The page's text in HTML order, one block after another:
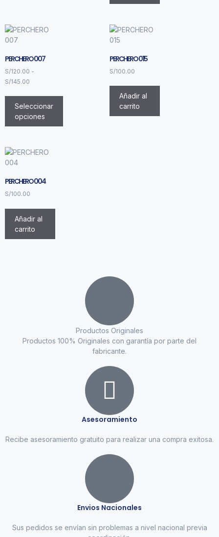
PERCHERO 007
S/120.00 -
S/145.00
Seleccionar
opciones
PERCHERO 015
S/100.00
Añadir al
carrito
PERCHERO 004
S/100.00
Añadir al
carrito
Productos Originales
Productos 100% Originales con garantía por parte del
fabricante.
Asesoramiento
Recibe asesoramiento gratuito para realizar una compra exitosa.
Envios Nacionales
Sus pedidos se envían sin problemas a nivel nacional previa